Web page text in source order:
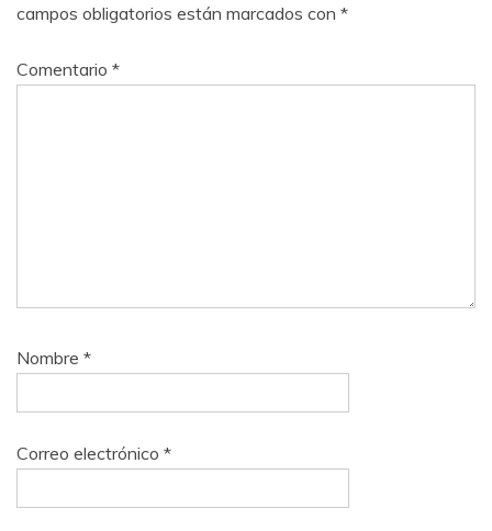
campos obligatorios están marcados con *
Comentario *
Nombre *
Correo electrónico *